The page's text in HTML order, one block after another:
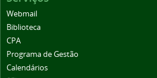
Webmail
Biblioteca
CPA
Programa de Gestão
Calendários